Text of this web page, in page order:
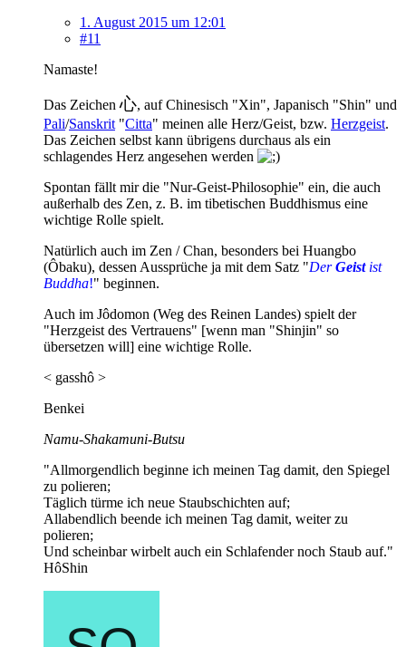
1. August 2015 um 12:01
#11
Namaste!
Das Zeichen心, auf Chinesisch "Xin", Japanisch "Shin" und
Pali/Sanskrit "Citta" meinen alle Herz/Geist, bzw. Herzgeist.
Das Zeichen selbst kann übrigens durchaus als ein
schlagendes Herz angesehen werden
Spontan fällt mir die "Nur-Geist-Philosophie" ein, die auch
außerhalb des Zen, z. B. im tibetischen Buddhismus eine
wichtige Rolle spielt.
Natürlich auch im Zen / Chan, besonders bei Huangbo
(Ôbaku), dessen Aussprüche ja mit dem Satz "DerGeistist
Buddha!" beginnen.
Auch im Jôdomon (Weg des Reinen Landes) spielt der
"Herzgeist des Vertrauens" [wenn man "Shinjin" so
übersetzen will] eine wichtige Rolle.
< gasshô >
Benkei
Namu-Shakamuni-Butsu
"Allmorgendlich beginne ich meinen Tag damit, den Spiegel
zu polieren;
Täglich türme ich neue Staubschichten auf;
Allabendlich beende ich meinen Tag damit, weiter zu
polieren;
Und scheinbar wirbelt auch ein Schlafender noch Staub auf."
HôShin